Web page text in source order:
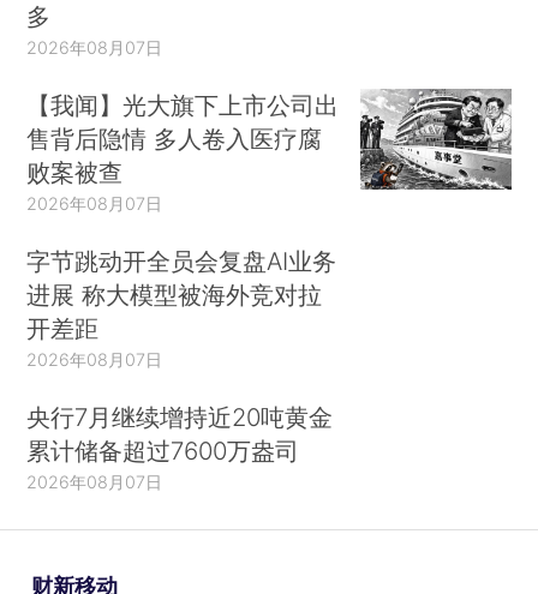
多
2026年08月07日
【我闻】光大旗下上市公司出
售背后隐情 多人卷入医疗腐
败案被查
2026年08月07日
字节跳动开全员会复盘AI业务
进展 称大模型被海外竞对拉
开差距
2026年08月07日
央行7月继续增持近20吨黄金
累计储备超过7600万盎司
2026年08月07日
财新移动